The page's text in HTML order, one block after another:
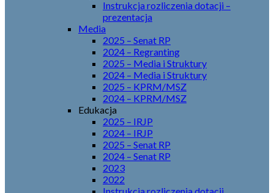
Instrukcja rozliczenia dotacji –
prezentacja
Media
2025 – Senat RP
2024 – Regranting
2025 – Media i Struktury
2024 – Media i Struktury
2025 – KPRM/MSZ
2024 – KPRM/MSZ
Edukacja
2025 – IRJP
2024 – IRJP
2025 – Senat RP
2024 – Senat RP
2023
2022